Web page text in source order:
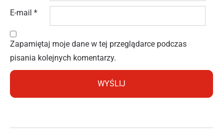
E-mail *
Zapamiętaj moje dane w tej przeglądarce podczas
pisania kolejnych komentarzy.